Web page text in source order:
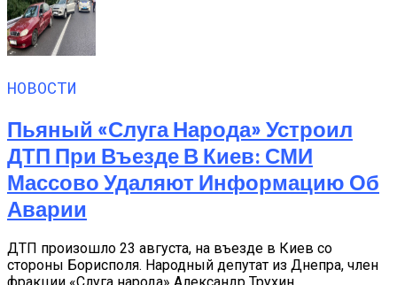
НОВОСТИ
Пьяный «слуга Народа» Устроил
ДТП При Въезде В Киев: СМИ
Массово Удаляют Информацию Об
Аварии
ДТП произошло 23 августа, на въезде в Киев со
стороны Борисполя. Народный депутат из Днепра, член